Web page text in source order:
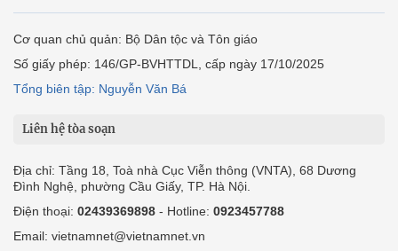
Cơ quan chủ quản: Bộ Dân tộc và Tôn giáo
Số giấy phép: 146/GP-BVHTTDL, cấp ngày 17/10/2025
Tổng biên tập: Nguyễn Văn Bá
Liên hệ tòa soạn
Địa chỉ: Tầng 18, Toà nhà Cục Viễn thông (VNTA), 68 Dương
Đình Nghệ, phường Cầu Giấy, TP. Hà Nội.
Điện thoại: 02439369898 - Hotline: 0923457788
Email: vietnamnet@vietnamnet.vn